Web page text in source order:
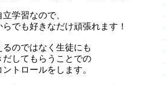
学習なので、
でも好きなだけ頑張れます！
のではなく生徒にも
してもらうことでの
トロールをします。